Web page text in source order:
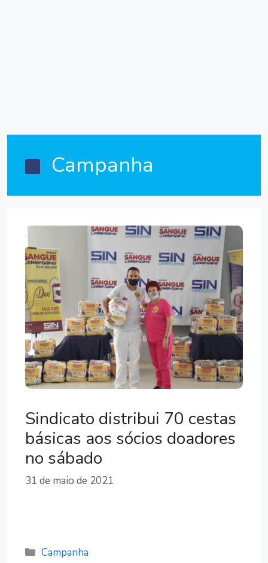
Campanha
Sindicato distribui 70 cestas
básicas aos sócios doadores
no sábado
31 de maio de 2021
Categorias
Campanha